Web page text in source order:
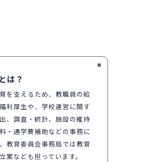
は？
を支えるため、教職員の給
利厚生や、学校運営に関す
、調査・統計、施設の維持
・通学費補助などの事務に
教育委員会事務局では教育
案なども担っています。